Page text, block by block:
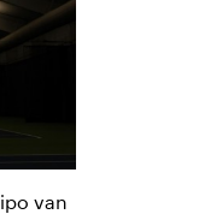
van